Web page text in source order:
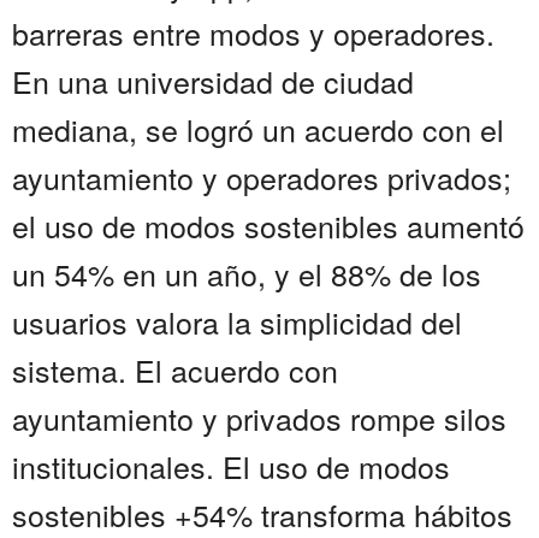
barreras entre modos y operadores.
En una universidad de ciudad
mediana, se logró un acuerdo con el
ayuntamiento y operadores privados;
el uso de modos sostenibles aumentó
un 54% en un año, y el 88% de los
usuarios valora la simplicidad del
sistema. El acuerdo con
ayuntamiento y privados rompe silos
institucionales. El uso de modos
sostenibles +54% transforma hábitos